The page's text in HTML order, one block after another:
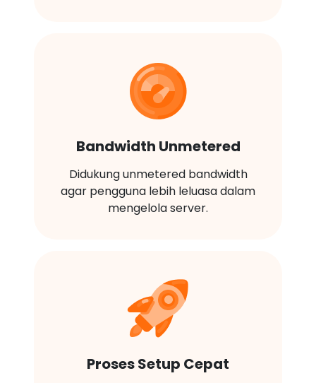
Bandwidth Unmetered
Didukung unmetered bandwidth
agar pengguna lebih leluasa dalam
mengelola server.
Proses Setup Cepat